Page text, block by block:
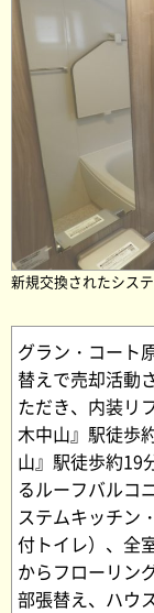
新規交換されたシス
グラン・コート
替えで売却活動
ただき、内装リ
木中山』駅徒歩
山』駅徒歩約19
るルーフバルコ
ステムキッチン
付トイレ）、全
からフローリン
部張替え、ハウ